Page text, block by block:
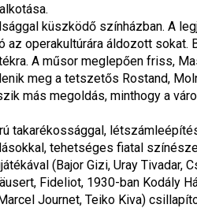
küszködő színházban. A
operakultúrára áldozott sokat.
A műsor meglepően friss,
meg a tetszetős Rostand,
más megoldás, minthogy a
takarékossággal,
tehetséges fiatal
(Bajor Gizi, Uray Tivadar,
Fideliot, 1930-ban Kodály
Journet, Teiko Kiva)